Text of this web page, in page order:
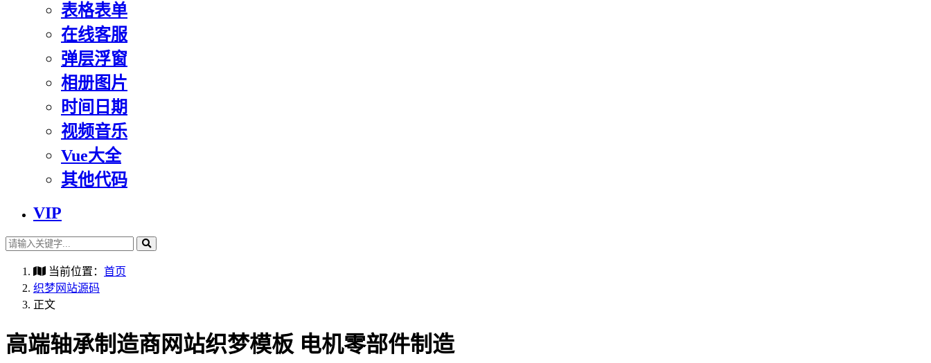
表格表单
在线客服
弹层浮窗
相册图片
时间日期
视频音乐
Vue大全
其他代码
VIP
当前位置： 首页
织梦网站源码
正文
高端轴承制造商网站织梦模板 电机零部件制造